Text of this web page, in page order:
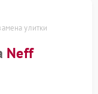
улитки
Neff